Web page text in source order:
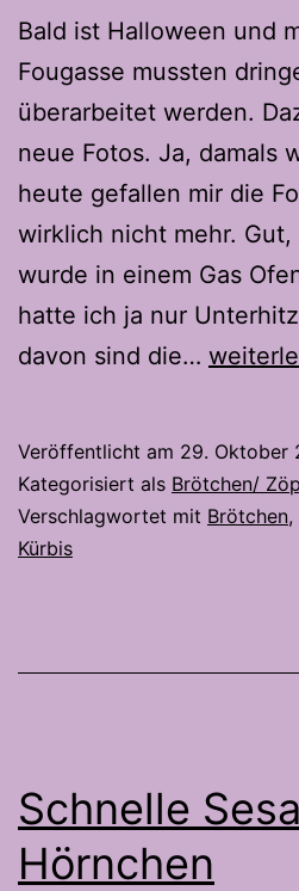
Bald ist Halloween und
Fougasse mussten
überarbeitet werden.
neue Fotos. Ja, damals
heute gefallen mir die
wirklich nicht mehr.
wurde in einem Gas
hatte ich ja nur
davon sind die…
Veröffentlicht am 29. Oktober
Kategorisiert als Brötchen/
Verschlagwortet mit Brötchen,
Kürbis
Schnelle
Hörnchen